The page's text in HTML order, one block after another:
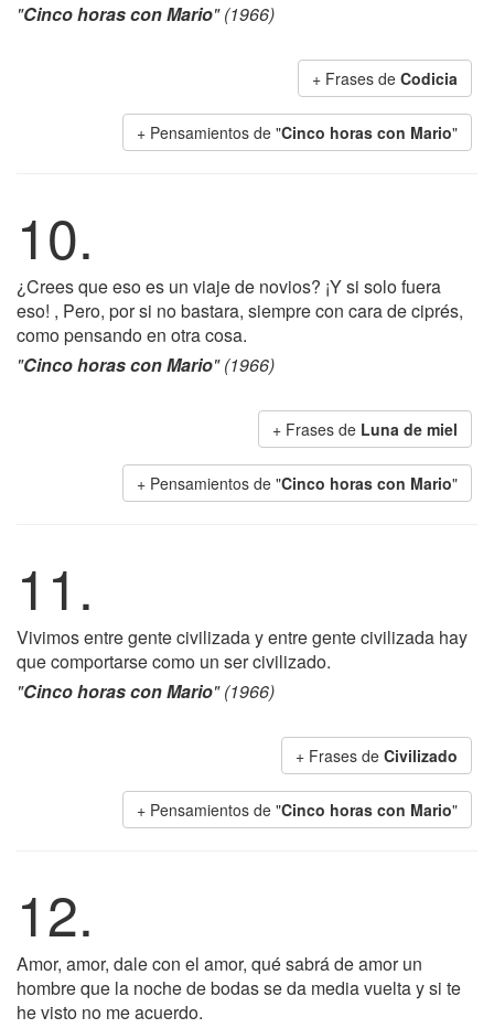
"Cinco horas con Mario" (1966)
+ Frases de Codicia
+ Pensamientos de "Cinco horas con Mario"
10.
¿Crees que eso es un viaje de novios? ¡Y si solo fuera
eso! , Pero, por si no bastara, siempre con cara de ciprés,
como pensando en otra cosa.
"Cinco horas con Mario" (1966)
+ Frases de Luna de miel
+ Pensamientos de "Cinco horas con Mario"
11.
Vivimos entre gente civilizada y entre gente civilizada hay
que comportarse como un ser civilizado.
"Cinco horas con Mario" (1966)
+ Frases de Civilizado
+ Pensamientos de "Cinco horas con Mario"
12.
Amor, amor, dale con el amor, qué sabrá de amor un
hombre que la noche de bodas se da media vuelta y si te
he visto no me acuerdo.